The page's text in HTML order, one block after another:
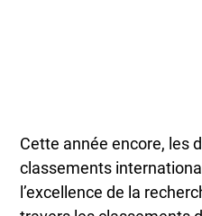
Cette année encore, les
classements
l’excellence de la